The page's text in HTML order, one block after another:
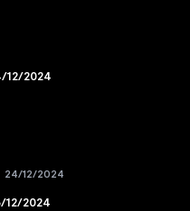
12/2024
24/12/2024
12/2024